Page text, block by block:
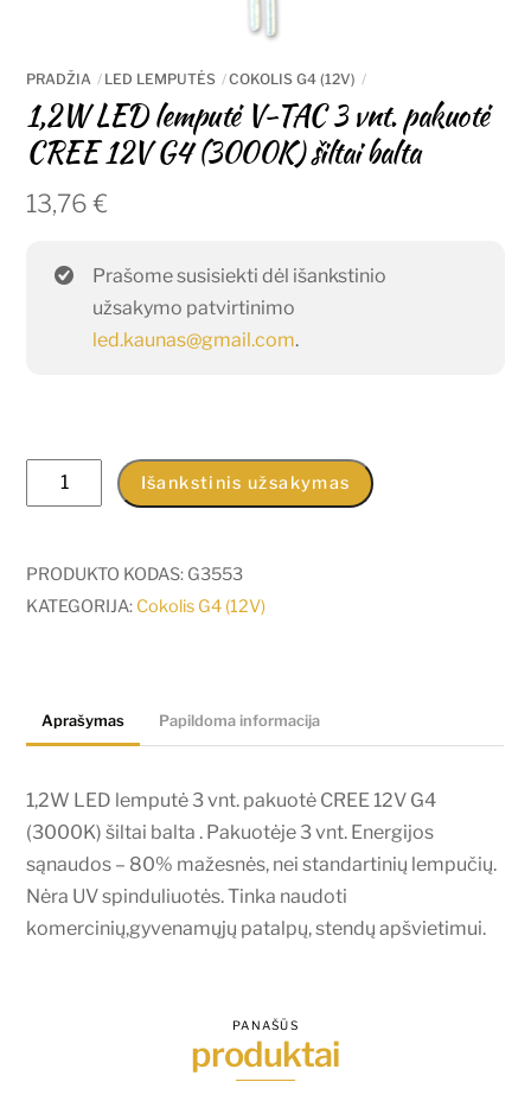
PRADŽIA LED LEMPUTĖS COKOLIS G4 (12V)
1,2W LED lemputė V-TAC 3 vnt. pakuotė
CREE 12V G4 (3000K) šiltai balta
13,76€
Prašome susisiekti dėl išankstinio
užsakymo patvirtinimo
led.kaunas@gmail.com.
produkto
kiekis:
LED
lemputė
vnt.
CREE
12V
G4
(3000K)
šiltai
Išankstinis užsakymas
PRODUKTO KODAS: G3553
KATEGORIJA: Cokolis G4 (12V)
Aprašymas Papildoma informacija
1,2W LED lemputė 3 vnt. pakuotė CREE 12V G4
(3000K) šiltai balta . Pakuotėje 3 vnt. Energijos
sąnaudos – 80% mažesnės, nei standartinių lempučių.
Nėra UV spinduliuotės. Tinka naudoti
komercinių,gyvenamųjų patalpų, stendų apšvietimui.
PANAŠŪS
produktai